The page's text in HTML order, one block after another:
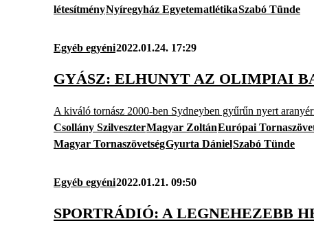
létesítményNyíregyház EgyetematlétikaSzabó Tünde
Egyéb egyéni2022.01.24. 17:29
GYÁSZ: ELHUNYT AZ OLIMPIAI
A kiváló tornász 2000-ben Sydneyben gyűrűn nyert
Csollány SzilveszterMagyar ZoltánEurópai
Magyar TornaszövetségGyurta DánielSzabó Tünde
Egyéb egyéni2022.01.21. 09:50
SPORTRÁDIÓ: A LEGNEHEZEBB